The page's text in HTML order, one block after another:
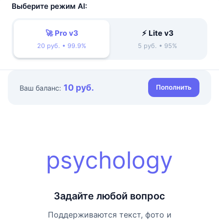
Выберите режим AI:
🚀 Pro v3
20 руб. • 99.9%
⚡ Lite v3
5 руб. • 95%
Ваш баланс: 10 руб. Пополнить
psychology
Задайте любой вопрос
Поддерживаются текст, фото и